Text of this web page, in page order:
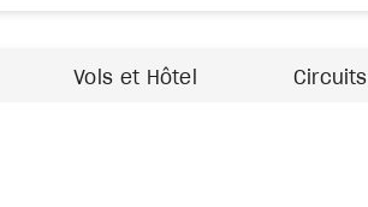
Vols et Hôtel Circuits